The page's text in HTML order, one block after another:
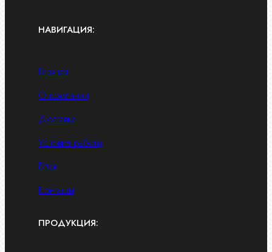
НАВИГАЦИЯ:
Главная
О компании
Доставка
Условия работы
Блог
Контакты
ПРОДУКЦИЯ: